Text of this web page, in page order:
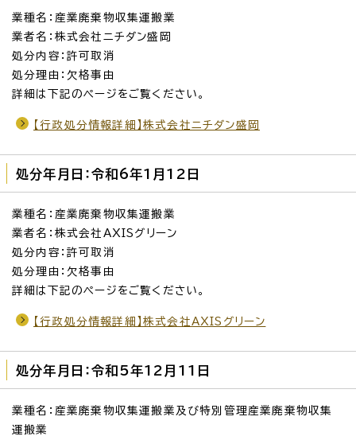
業種名：産業廃棄物収集運搬業
業者名：株式会社ニチダン盛岡
処分内容：許可取消
処分理由：欠格事由
詳細は下記のページをご覧ください。
【行政処分情報詳細】株式会社ニチダン盛岡
処分年月日：令和6年1月12日
業種名：産業廃棄物収集運搬業
業者名：株式会社AXISグリーン
処分内容：許可取消
処分理由：欠格事由
詳細は下記のページをご覧ください。
【行政処分情報詳細】株式会社AXISグリーン
処分年月日：令和5年12月11日
業種名：産業廃棄物収集運搬業及び特別管理産業廃棄物収集
運搬業